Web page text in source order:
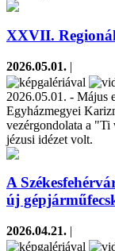
XXVII.
2026.05.01. |
2026.05.01. - Május
Egyházmegyei
vezérgondolata a
jézusi idézet volt.
A
új
2026.04.21. |